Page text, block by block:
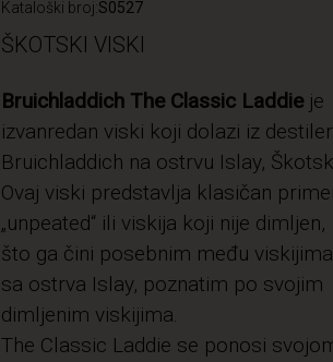
Kataloški broj:S0527
ŠKOTSKI VISKI
Bruichladdich The Classic Laddieje
izvanredan viski koji dolazi iz
Bruichladdich na ostrvu Islay,
Ovaj viski predstavlja klasičan
„unpeated“ ili viskija koji nije dimljen,
što ga čini posebnim među viskijima
sa ostrva Islay, poznatim po svojim
dimljenim viskijima.
The Classic Laddie se ponosi